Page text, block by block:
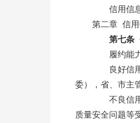
信用信息
第二章 信
第七条
履约能力
良好信用
委），省、市主
不良信用
质量安全问题等